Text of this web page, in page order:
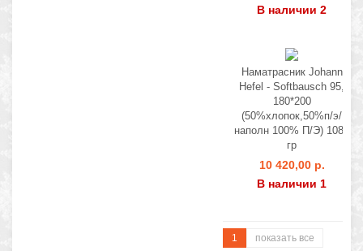
В наличии 2
Наматрасник Johann
Hefel - Softbausch 95,
180*200
(50%хлопок,50%п/э/
наполн 100% П/Э) 1080
гр
10 420,00 р.
В наличии 1
1
показать все